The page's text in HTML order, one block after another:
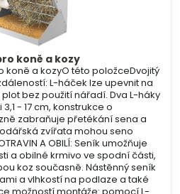
koně a kozy
koně a kozyO této položceDvojitý
L-háček lze upevnit na
bez použití nářadí. Dva L-háky
- 17 cm, konstrukce o
zabraňuje přetékání sena a
zvířata mohou seno
A OBILÍ: Seník umožňuje
a obilné krmivo ve spodní části,
koz současně. Nástěnný seník
a vlhkostí na podlaze a také
možností montáže: pomocí L-